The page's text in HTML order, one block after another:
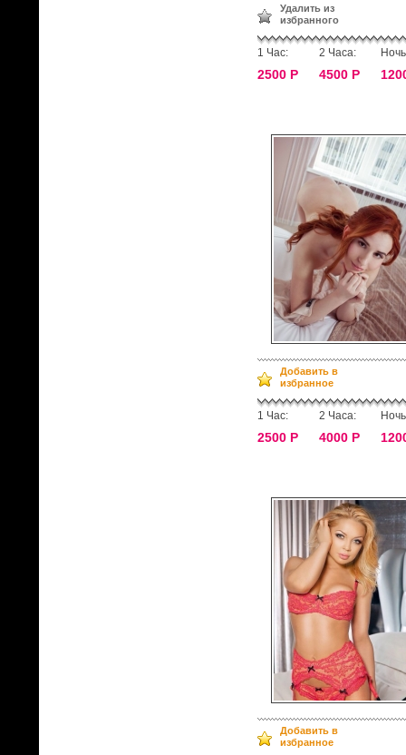
Удалить из
избранного
1 Час:
2500 Р
2 Часа:
4500 Р
Добавить в
избранное
1 Час:
2500 Р
2 Часа:
4000 Р
Добавить в
избранное